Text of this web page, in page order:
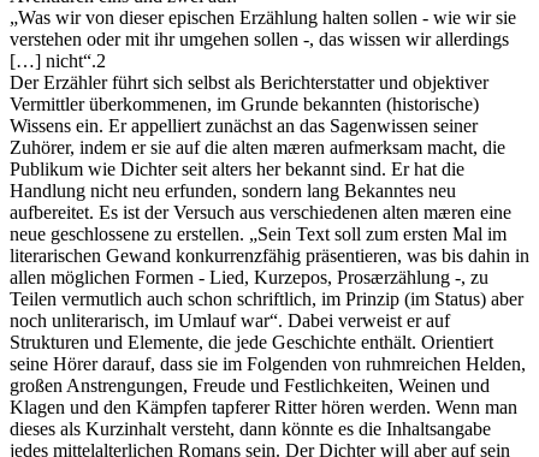
„Was wir von dieser epischen Erzählung halten sollen - wie wir sie
verstehen oder mit ihr umgehen sollen -, das wissen wir allerdings
[…] nicht“.2
Der Erzähler führt sich selbst als Berichterstatter und objektiver
Vermittler überkommenen, im Grunde bekannten (historische)
Wissens ein. Er appelliert zunächst an das Sagenwissen seiner
Zuhörer, indem er sie auf die alten mæren aufmerksam macht, die
Publikum wie Dichter seit alters her bekannt sind. Er hat die
Handlung nicht neu erfunden, sondern lang Bekanntes neu
aufbereitet. Es ist der Versuch aus verschiedenen alten mæren eine
neue geschlossene zu erstellen. „Sein Text soll zum ersten Mal im
literarischen Gewand konkurrenzfähig präsentieren, was bis dahin in
allen möglichen Formen - Lied, Kurzepos, Prosærzählung -, zu
Teilen vermutlich auch schon schriftlich, im Prinzip (im Status) aber
noch unliterarisch, im Umlauf war“. Dabei verweist er auf
Strukturen und Elemente, die jede Geschichte enthält. Orientiert
seine Hörer darauf, dass sie im Folgenden von ruhmreichen Helden,
großen Anstrengungen, Freude und Festlichkeiten, Weinen und
Klagen und den Kämpfen tapferer Ritter hören werden. Wenn man
dieses als Kurzinhalt versteht, dann könnte es die Inhaltsangabe
jedes mittelalterlichen Romans sein. Der Dichter will aber auf sein